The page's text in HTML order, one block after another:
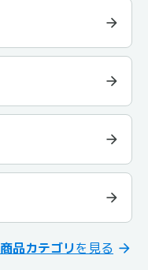
商品カテゴリを見る